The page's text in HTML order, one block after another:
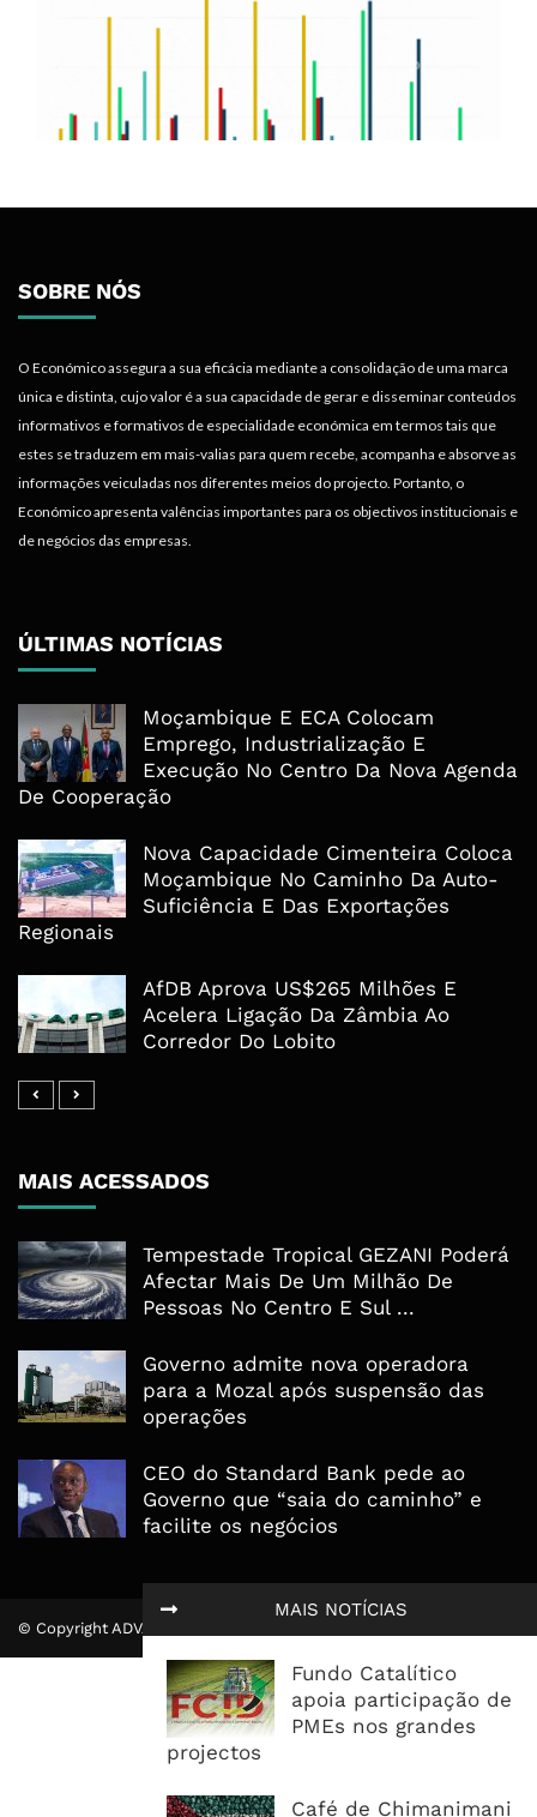
MAIS NOTÍCIAS
Fundo Catalítico
apoia participação de
PMEs nos grandes
projectos
Café de Chimanimani
SOBRE NÓS
O Económico assegura a sua eficácia mediante a consolidação de uma marca
única e distinta, cujo valor é a sua capacidade de gerar e disseminar conteúdos
informativos e formativos de especialidade económica em termos tais que
estes se traduzem em mais-valias para quem recebe, acompanha e absorve as
informações veiculadas nos diferentes meios do projecto. Portanto, o
Económico apresenta valências importantes para os objectivos institucionais e
de negócios das empresas.
ÚLTIMAS NOTÍCIAS
Moçambique E ECA Colocam
Emprego, Industrialização E
Execução No Centro Da Nova Agenda
De Cooperação
Nova Capacidade Cimenteira Coloca
Moçambique No Caminho Da Auto-
Suficiência E Das Exportações
Regionais
AfDB Aprova US$265 Milhões E
Acelera Ligação Da Zâmbia Ao
Corredor Do Lobito
MAIS ACESSADOS
Tempestade Tropical GEZANI Poderá
Afectar Mais De Um Milhão De
Pessoas No Centro E Sul ...
Governo admite nova operadora
para a Mozal após suspensão das
operações
CEO do Standard Bank pede ao
Governo que “saia do caminho” e
facilite os negócios
© Copyright ADVALUE. Todos Direitos Reservados.